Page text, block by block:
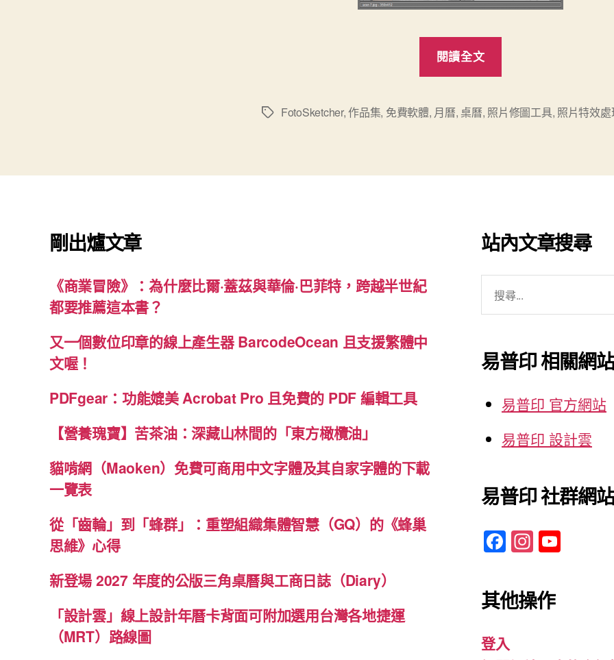
閱讀全文
2.0
特
理
軟
體”
標
FotoSketcher,作品集, 免費軟體, 月曆, 桌曆, 照片修圖工具, 照片特效處
剛出爐文章
《商業冒險》：為什麼比爾·蓋茲與華倫·巴菲特，跨越半世紀
都要推薦這本書？
又一個數位印章的線上產生器 BarcodeOcean 且支援繁體中
文喔！
PDFgear：功能媲美 Acrobat Pro 且免費的 PDF 編輯工具
【營養瑰寶】苦茶油：深藏山林間的「東方橄欖油」
貓啃網（Maoken）免費可商用中文字體及其自家字體的下載
一覽表
從「齒輪」到「蜂群」：重塑組織集體智慧（GQ）的《蜂巢
思維》心得
新登場 2027 年度的公版三角桌曆與工商日誌（Diary）
「設計雲」線上設計年曆卡背面可附加選用台灣各地捷運
（MRT）路線圖
站內文章搜尋
字:
易普印 相關網站
易普印 官方網站
易普印 設計雲
易普印 社群網站
F
a
c
e
o
In
st
a
gr
m b
其他操作
登入